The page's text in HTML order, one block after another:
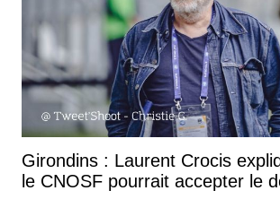
Girondins : Laurent Crocis
le CNOSF pourrait accepter le